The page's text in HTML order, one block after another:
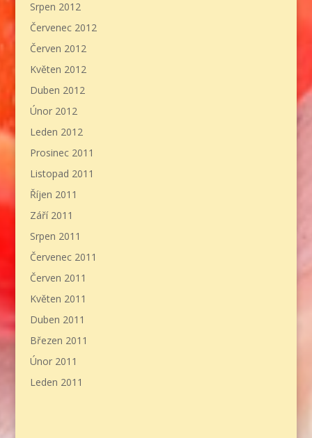
Srpen 2012
Červenec 2012
Červen 2012
Květen 2012
Duben 2012
Únor 2012
Leden 2012
Prosinec 2011
Listopad 2011
Říjen 2011
Září 2011
Srpen 2011
Červenec 2011
Červen 2011
Květen 2011
Duben 2011
Březen 2011
Únor 2011
Leden 2011